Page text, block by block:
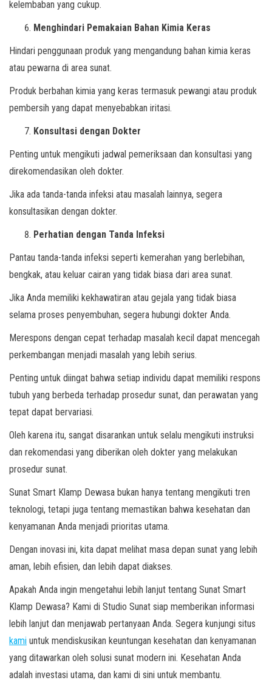
kelembaban yang cukup.
Menghindari Pemakaian Bahan Kimia Keras
Hindari penggunaan produk yang mengandung bahan kimia keras
atau pewarna di area sunat.
Produk berbahan kimia yang keras termasuk pewangi atau produk
pembersih yang dapat menyebabkan iritasi.
Konsultasi dengan Dokter
Penting untuk mengikuti jadwal pemeriksaan dan konsultasi yang
direkomendasikan oleh dokter.
Jika ada tanda-tanda infeksi atau masalah lainnya, segera
konsultasikan dengan dokter.
Perhatian dengan Tanda Infeksi
Pantau tanda-tanda infeksi seperti kemerahan yang berlebihan,
bengkak, atau keluar cairan yang tidak biasa dari area sunat.
Jika Anda memiliki kekhawatiran atau gejala yang tidak biasa
selama proses penyembuhan, segera hubungi dokter Anda.
Merespons dengan cepat terhadap masalah kecil dapat mencegah
perkembangan menjadi masalah yang lebih serius.
Penting untuk diingat bahwa setiap individu dapat memiliki respons
tubuh yang berbeda terhadap prosedur sunat, dan perawatan yang
tepat dapat bervariasi.
Oleh karena itu, sangat disarankan untuk selalu mengikuti instruksi
dan rekomendasi yang diberikan oleh dokter yang melakukan
prosedur sunat.
Sunat Smart Klamp Dewasa bukan hanya tentang mengikuti tren
teknologi, tetapi juga tentang memastikan bahwa kesehatan dan
kenyamanan Anda menjadi prioritas utama.
Dengan inovasi ini, kita dapat melihat masa depan sunat yang lebih
aman, lebih efisien, dan lebih dapat diakses.
Apakah Anda ingin mengetahui lebih lanjut tentang Sunat Smart
Klamp Dewasa? Kami di Studio Sunat siap memberikan informasi
lebih lanjut dan menjawab pertanyaan Anda. Segera kunjungi situs
kami untuk mendiskusikan keuntungan kesehatan dan kenyamanan
yang ditawarkan oleh solusi sunat modern ini. Kesehatan Anda
adalah investasi utama, dan kami di sini untuk membantu.